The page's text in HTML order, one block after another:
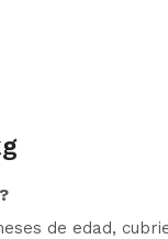
de edad,